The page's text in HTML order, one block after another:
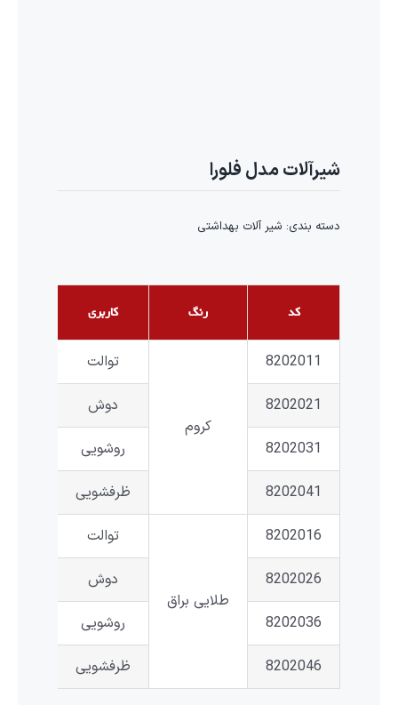
شیرآلات مدل فلورا
دسته بندی: شیر آلات بهداشتی
کد رنگ کاربری
8202011
کروم
توالت
8202021 دوش
8202031 روشویی
8202041 ظرفشویی
8202016
طلایی براق
توالت
8202026 دوش
8202036 روشویی
8202046 ظرفشویی